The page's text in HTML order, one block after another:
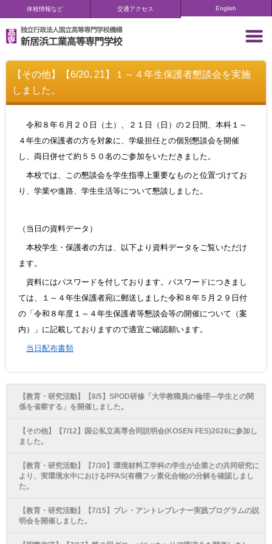
休校情報など 交通アクセス English
【その他】【6/20､21】１～４年生保護者懇談会を実施
しました。
令和８年６月２０日（土）、２１日（日）の２日間、本科１～
４年生の保護者の方を対象に、学級担任との個別懇談会を開催
し、両日併せて約５５０名のご参加をいただきました。
本校では、この懇談会を学生指導上重要なものと位置づけてお
り、学業や進路、学生生活等について懇談しました。
（当日の資料データ）
本校学生・保護者の方は、以下より資料データをご覧いただけ
ます。
資料にはパスワードを付しております。パスワードにつきまし
ては、１～４年生保護者宛に郵送しました令和８年５月２９日付
の「令和８年度１～４年生保護者等懇談会等の開催について（案
内）」に記載しておりますので適宜ご確認願います。
当日配布書類
【教育・研究活動】【8/5】SPOD研修「大学教職員の倫理―学生との関
係を省察する」を開催しました。
【その他】【7/12】国公私立高専合同説明会(KOSEN FES)2026に参加し
ました。
【教育・研究活動】【7/30】環境材料工学科の学生が企業との共同研究に
より、実環境水中におけるPFAS(有機フッ素化合物)の分解を確認しまし
た。
【教育・研究活動】【7/15】プレ・アントレプレナー実践プログラムの説
明会を開催しました。